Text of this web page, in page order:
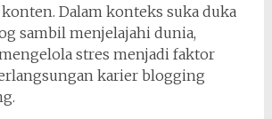
Dalam konteks suka duka
sambil menjelajahi dunia,
stres menjadi faktor
karier blogging